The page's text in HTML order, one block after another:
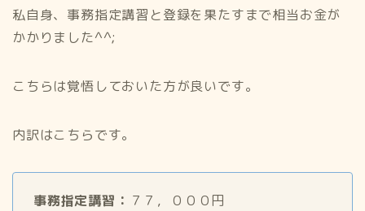
私自身、事務指定講習と登録を果たすまで相当お金が
かかりました^^;
こちらは覚悟しておいた方が良いです。
内訳はこちらです。
事務指定講習： ７７，０００円